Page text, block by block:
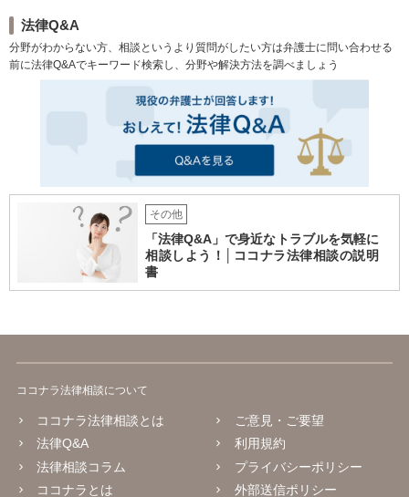
法律Q&A
分野がわからない方、相談というより質問がしたい方は弁護士に問い合わせる
前に法律Q&Aでキーワード検索し、分野や解決方法を調べましょう
その他
「法律Q&A」で身近なトラブルを気軽に
相談しよう！│ココナラ法律相談の説明
書
ココナラ法律相談について
ココナラ法律相談とは
法律Q&A
法律相談コラム
ココナラとは
ご意見・ご要望
利用規約
プライバシーポリシー
外部送信ポリシー